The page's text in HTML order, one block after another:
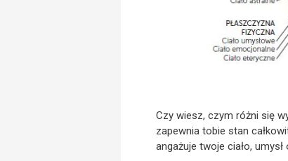
Czy wiesz, czym różni się
zapewnia tobie stan
angażuje twoje ciało, umysł